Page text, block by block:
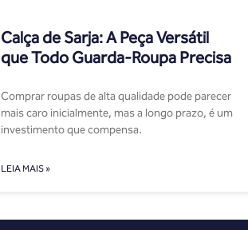
Calça de Sarja: A Peça Versátil
que Todo Guarda-Roupa Precisa
Comprar roupas de alta qualidade pode parecer
mais caro inicialmente, mas a longo prazo, é um
investimento que compensa.
LEIA MAIS »